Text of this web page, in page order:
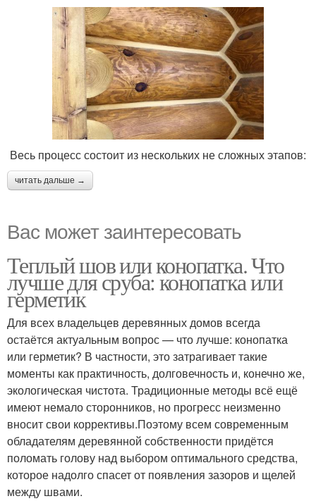
Весь процесс состоит из нескольких не сложных этапов:
читать дальше →
Вас может заинтересовать
Теплый шов или конопатка. Что
лучше для сруба: конопатка или
герметик
Для всех владельцев деревянных домов всегда
остаётся актуальным вопрос — что лучше: конопатка
или герметик? В частности, это затрагивает такие
моменты как практичность, долговечность и, конечно же,
экологическая чистота. Традиционные методы всё ещё
имеют немало сторонников, но прогресс неизменно
вносит свои коррективы.Поэтому всем современным
обладателям деревянной собственности придётся
поломать голову над выбором оптимального средства,
которое надолго спасет от появления зазоров и щелей
между швами.